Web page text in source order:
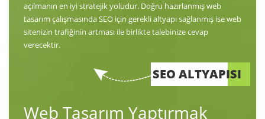
açılmanın en iyi stratejik yoludur. Doğru hazırlanmış web
tasarım çalışmasında SEO için gerekli altyapı sağlanmış ise web
sitenizin trafiğinin artması ile birlikte talebinize cevap
verecektir.
SEO ALTYAPISI
Web Tasarım Yaptırmak